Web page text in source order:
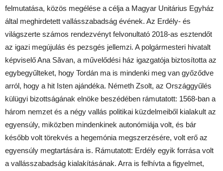
felmutatása, közös megélése a célja a Magyar Unitárius Egyház
által meghirdetett vallásszabadság évének. Az Erdély- és
világszerte számos rendezvényt felvonultató 2018-as esztendőt
az igazi megújulás és pezsgés jellemzi. A polgármesteri hivatalt
képviselő Ana Săvan, a művelődési ház igazgatója biztosította az
egybegyűlteket, hogy Tordán ma is mindenki meg van győződve
arról, hogy a hit Isten ajándéka. Németh Zsolt, az Országgyűlés
külügyi bizottságának elnöke beszédében rámutatott: 1568-ban a
három nemzet és a négy vallás politikai küzdelmeiből kialakult az
egyensúly, miközben mindenkinek autonómiája volt, és bár
később volt törekvés a hegemónia megszerzésére, volt erő az
egyensúly megtartására is. Rámutatott: Erdély egyik forrása volt
a vallásszabadság kialakításának. Arra is felhívta a figyelmet,